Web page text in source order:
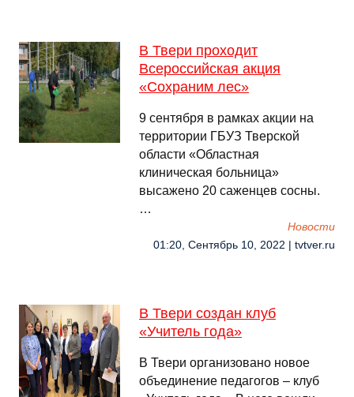
В Твери проходит
Всероссийская акция
«Сохраним лес»
9 сентября в рамках акции на
территории ГБУЗ Тверской
области «Областная
клиническая больница»
высажено 20 саженцев сосны.
…
Новости
01:20, Сентябрь 10, 2022 | tvtver.ru
В Твери создан клуб
«Учитель года»
В Твери организовано новое
объединение педагогов – клуб